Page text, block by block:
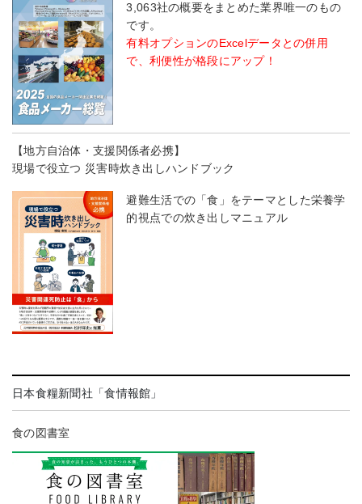
3,063社の概要をまとめた業界唯一のもの
です。
有料オプションのExcelデータとの併用
で、利便性が格段にアップ！
【地方自治体・支援関係者必携】
現場で役立つ 災害時炊き出しハンドブック
避難生活での「食」をテーマとした栄養学
的視点での炊き出しマニュアル
日本食糧新聞社「食情報館」
食の図書室